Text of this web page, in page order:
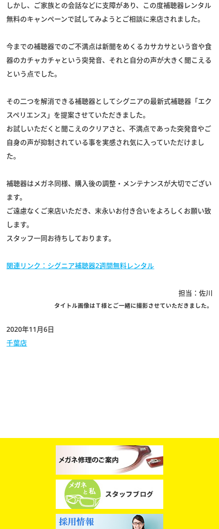
しかし、ご家族との会話などに支障があり、この度補聴器レンタル
無料のキャンペーンで試してみようとご相談に来店されました。
今までの補聴器でのご不満点は新聞をめくるカサカサという音や食
器のカチャカチャという突発音、それと自分の声が大きく聞こえる
という点でした。
その二つを解消できる補聴器としてシグニアの最新式補聴器「エク
スペリエンス」を提案させていただきました。
お試しいただくと聞こえのクリアさと、不満点であった突発音やご
自身の声が抑制されている事を実感され気に入っていただけまし
た。
補聴器はメガネ同様、購入後の調整・メンテナンスが大切でござい
ます。
ご遠慮なくご来店いただき、末永いお付き合いをよろしくお願い致
します。
スタッフ一同お待ちしております。
関連リンク：シグニア補聴器2週間無料レンタル
担当：佐川
タイトル画像はＴ様とご一緒に撮影させていただきました。
2020年11月6日
千葉店